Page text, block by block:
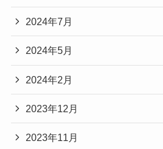
2024年7月
2024年5月
2024年2月
2023年12月
2023年11月